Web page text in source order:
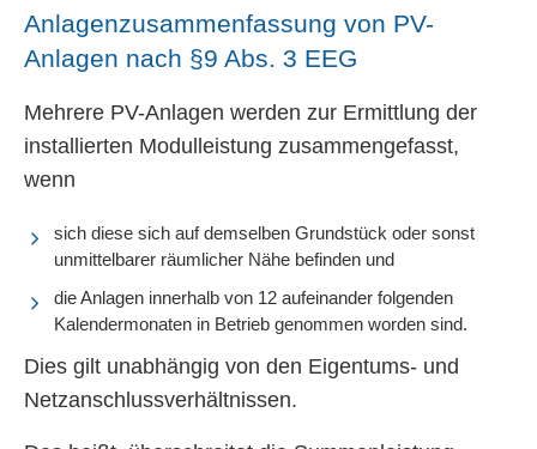
Anlagenzusammenfassung von PV-
Anlagen nach §9 Abs. 3 EEG
Mehrere PV-Anlagen werden zur Ermittlung der
installierten Modulleistung zusammengefasst,
wenn
sich diese sich auf demselben Grundstück oder sonst
unmittelbarer räumlicher Nähe befinden und
die Anlagen innerhalb von 12 aufeinander folgenden
Kalendermonaten in Betrieb genommen worden sind.
Dies gilt unabhängig von den Eigentums- und
Netzanschlussverhältnissen.